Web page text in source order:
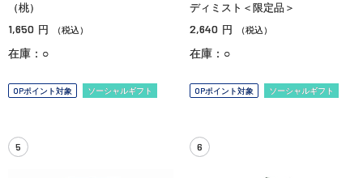
（桃）
1,650 円 （税込）
在庫：○
OPポイント対象 ソーシャルギフト
ディミスト＜限定品＞
2,640 円 （税込）
在庫：○
OPポイント対象 ソーシャルギフト
5 6